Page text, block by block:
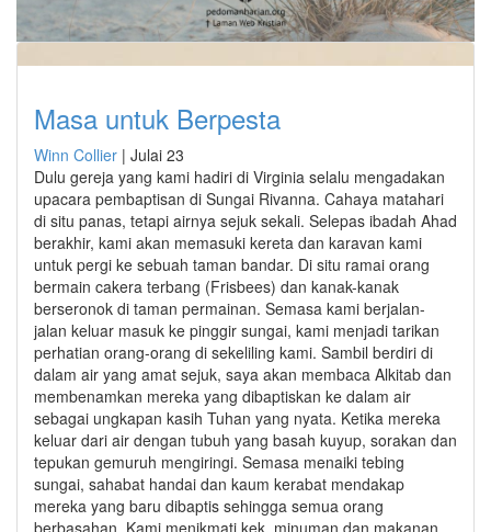
Masa untuk Berpesta
Winn Collier | Julai 23
Dulu gereja yang kami hadiri di Virginia selalu mengadakan
upacara pembaptisan di Sungai Rivanna. Cahaya matahari
di situ panas, tetapi airnya sejuk sekali. Selepas ibadah Ahad
berakhir, kami akan memasuki kereta dan karavan kami
untuk pergi ke sebuah taman bandar. Di situ ramai orang
bermain cakera terbang (Frisbees) dan kanak-kanak
berseronok di taman permainan. Semasa kami berjalan-
jalan keluar masuk ke pinggir sungai, kami menjadi tarikan
perhatian orang-orang di sekeliling kami. Sambil berdiri di
dalam air yang amat sejuk, saya akan membaca Alkitab dan
membenamkan mereka yang dibaptiskan ke dalam air
sebagai ungkapan kasih Tuhan yang nyata. Ketika mereka
keluar dari air dengan tubuh yang basah kuyup, sorakan dan
tepukan gemuruh mengiringi. Semasa menaiki tebing
sungai, sahabat handai dan kaum kerabat mendakap
mereka yang baru dibaptis sehingga semua orang
berbasahan. Kami menikmati kek, minuman dan makanan